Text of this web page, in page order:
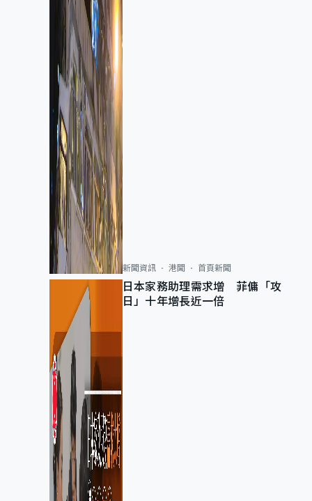
新聞資訊 港聞 首頁新聞
日本家務助理需求增 菲傭「攻
日」十年增長近一倍